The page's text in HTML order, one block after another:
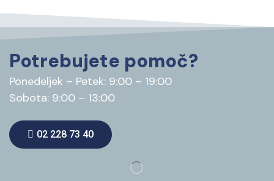
Potrebujete pomoč?
Ponedeljek – Petek: 9:00 – 19:00
Sobota: 9:00 – 13:00
02 228 73 40